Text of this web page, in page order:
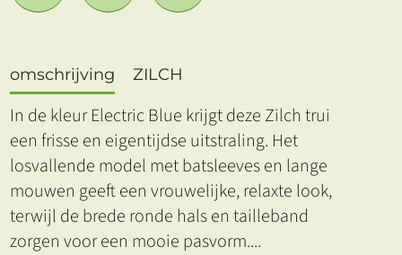
omschrijving ZILCH
In de kleur Electric Blue krijgt deze Zilch trui
een frisse en eigentijdse uitstraling. Het
losvallende model met batsleeves en lange
mouwen geeft een vrouwelijke, relaxte look,
terwijl de brede ronde hals en tailleband
zorgen voor een mooie pasvorm....